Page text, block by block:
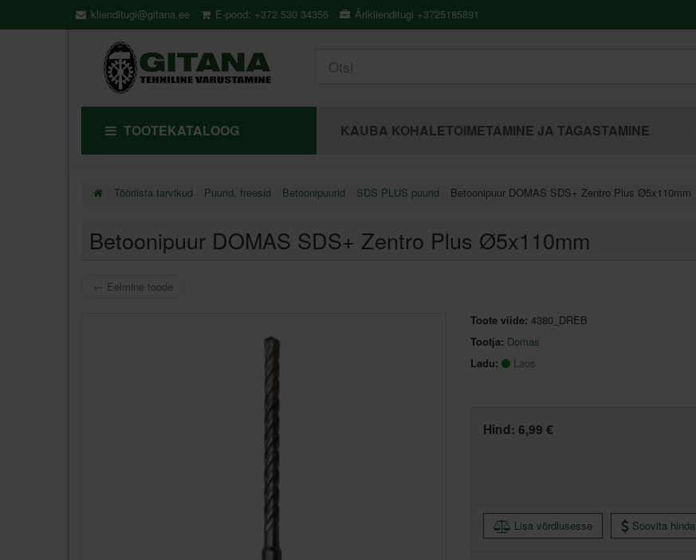
klienditugi@gitana.ee E-pood: +372 530 34356 Äriklienditugi +3725185891
TOOTEKATALOOG KAUBA KOHALETOIMETAMINE JA TAGASTAMINE
Tööriista tarvikud Puurid, freesid Betoonipuurid SDS PLUS puurid Betoonipuur DOMAS SDS+ Zentro Plus Ø5x110mm
Betoonipuur DOMAS SDS+ Zentro Plus Ø5x110mm
← Eelmine toode
Toote viide: 4380_DREB
Tootja: Domas
Ladu:
Laos
Hind: 6,99 €
Lisa võrdlusesse Soovita hinda